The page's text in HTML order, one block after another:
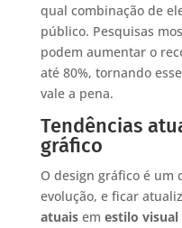
qual combinação de
público. Pesquisas
podem aumentar o
até 80%, tornando
vale a pena.
Tendências
gráfico
O design gráfico é um
evolução, e ficar
atuaisem estilo visual